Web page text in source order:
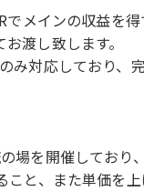
メインの収益を得
渡し致します。
対応しており
を開催しており
と、また単価を